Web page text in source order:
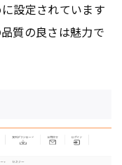
設定されています
質の良さは魅力で